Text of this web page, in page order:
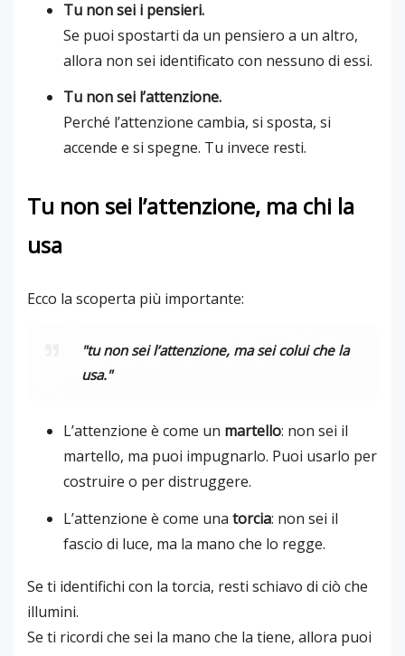
Tu non sei i pensieri.
Se puoi spostarti da un pensiero a un altro,
allora non sei identificato con nessuno di essi.
Tu non sei l’attenzione.
Perché l’attenzione cambia, si sposta, si
accende e si spegne. Tu invece resti.
Tu non sei l’attenzione, ma chi la
usa
Ecco la scoperta più importante:
"tu non sei l’attenzione, ma sei colui che la
usa."
L’attenzione è come un martello: non sei il
martello, ma puoi impugnarlo. Puoi usarlo per
costruire o per distruggere.
L’attenzione è come una torcia: non sei il
fascio di luce, ma la mano che lo regge.
Se ti identifichi con la torcia, resti schiavo di ciò che
illumini.
Se ti ricordi che sei la mano che la tiene, allora puoi